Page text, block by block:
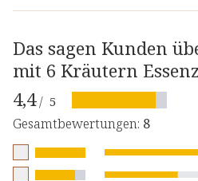
Das sagen Kunden
mit 6 Kräutern Essenz
4,4/ 5
Gesamtbewertungen: 8